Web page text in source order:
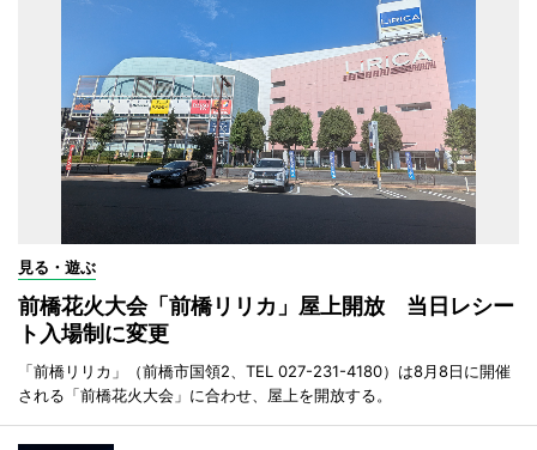
見る・遊ぶ
前橋花火大会「前橋リリカ」屋上開放 当日レシー
ト入場制に変更
「前橋リリカ」（前橋市国領2、TEL 027-231-4180）は8月8日に開催
される「前橋花火大会」に合わせ、屋上を開放する。